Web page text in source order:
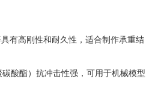
高刚性和耐久性，适合制作承重结
酸酯）抗冲击性强，可用于机械模型